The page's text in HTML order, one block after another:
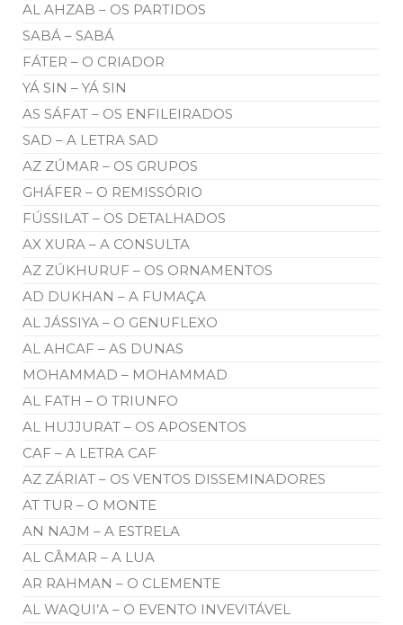
AL AHZAB – OS PARTIDOS
SABÁ – SABÁ
FÁTER – O CRIADOR
YÁ SIN – YÁ SIN
AS SÁFAT – OS ENFILEIRADOS
SAD – A LETRA SAD
AZ ZÚMAR – OS GRUPOS
GHÁFER – O REMISSÓRIO
FÚSSILAT – OS DETALHADOS
AX XURA – A CONSULTA
AZ ZÚKHURUF – OS ORNAMENTOS
AD DUKHAN – A FUMAÇA
AL JÁSSIYA – O GENUFLEXO
AL AHCAF – AS DUNAS
MOHAMMAD – MOHAMMAD
AL FATH – O TRIUNFO
AL HUJJURAT – OS APOSENTOS
CAF – A LETRA CAF
AZ ZÁRIAT – OS VENTOS DISSEMINADORES
AT TUR – O MONTE
AN NAJM – A ESTRELA
AL CÂMAR – A LUA
AR RAHMAN – O CLEMENTE
AL WAQUI’A – O EVENTO INVEVITÁVEL